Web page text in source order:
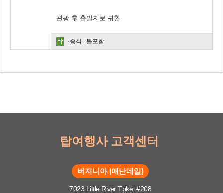
관광 후 출발지로 귀환
·중식 : 불포함
탑여행사 고객센터
버지니아 (애난데일)
7023 Little River Tpke. #208